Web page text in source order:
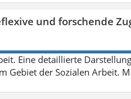
und forschende
Eine detaillierte
Gebiet der Sozialen Arbeit.